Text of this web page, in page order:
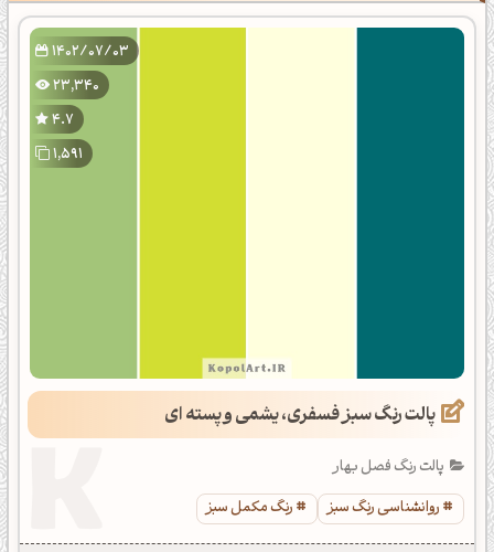
1402/07/03
23,340
4.7
1,591
پالت رنگ سبز فسفری، یشمی و پسته ای
پالت رنگ فصل بهار
روانشناسی رنگ سبز
رنگ مکمل سبز